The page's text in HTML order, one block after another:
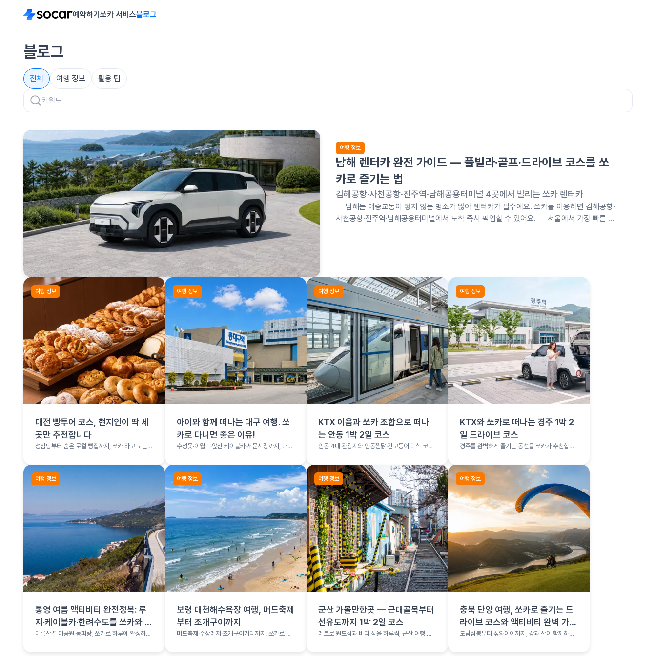
예약하기 쏘카 서비스블로그
블로그
전체 여행 정보 활용 팁
여행 정보
남해 렌터카 완전 가이드 — 풀빌라·골프·드라이브 코스를 쏘
카로 즐기는 법
김해공항·사천공항·진주역·남해공용터미널 4곳에서 빌리는 쏘카 렌터카
🔹 남해는 대중교통이 닿지 않는 명소가 많아 렌터카가 필수예요. 쏘카를 이용하면 김해공항·
사천공항·진주역·남해공용터미널에서 도착 즉시 픽업할 수 있어요. 🔹 서울에서 가장 빠른 조
여행 정보
대전 빵투어 코스, 현지인이 딱 세
곳만 추천합니다
성심당부터 숨은 로컬 빵집까지, 쏘카 타고 도는
여행 정보
아이와 함께 떠나는 대구 여행. 쏘
카로 다니면 좋은 이유!
수성못·이월드·앞산 케이블카·서문시장까지, 대구
여행 정보
KTX 이음과 쏘카 조합으로 떠나
는 안동 1박 2일 코스
안동 4대 관광지와 안동찜닭·간고등어 미식 코스
여행 정보
KTX와 쏘카로 떠나는 경주 1박 2
일 드라이브 코스
경주를 완벽하게 즐기는 동선을 쏘카가 추천합니
여행 정보
통영 여름 액티비티 완전정복: 루
지·케이블카·한려수도를 쏘카와 함
께
미륵산·달아공원·동피랑, 쏘카로 하루에 완성하는
여행 정보
보령 대천해수욕장 여행, 머드축제
부터 조개구이까지
머드축제·수상레저·조개구이거리까지. 쏘카로 떠
여행 정보
군산 가볼만한곳 — 근대골목부터
선유도까지 1박 2일 코스
레트로 원도심과 바다 섬을 하루씩, 군산 여행 총
여행 정보
충북 단양 여행, 쏘카로 즐기는 드
라이브 코스와 액티비티 완벽 가이
드
도담삼봉부터 짚와이어까지, 강과 산이 함께하는